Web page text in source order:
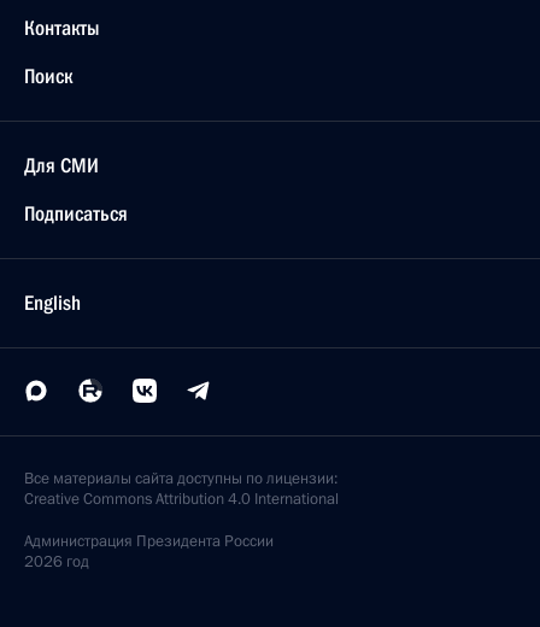
Контакты
Поиск
Для СМИ
Подписаться
English
Все материалы сайта доступны по лицензии:
Creative Commons Attribution 4.0 International
Администрация Президента России
2026 год